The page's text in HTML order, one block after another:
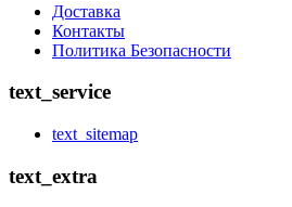
Доставка
Контакты
Политика Безопасности
text_service
text_sitemap
text_extra